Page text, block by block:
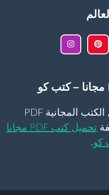
موقع كتب كو لـ تحميل الكتب المجانية PDF
تحميل كتب PDF مجانا
كو.